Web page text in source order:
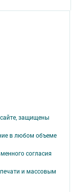
защищены
в любом объеме
согласия
и массовым